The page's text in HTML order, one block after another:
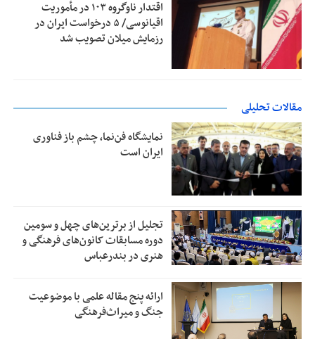
اقتدار ناوگروه ۱۰۳ در مأموریت‌
اقیانوسی/ ۵ درخواست ایران در
رزمایش میلان تصویب شد
مقالات تحلیلی
نمایشگاه فن‌نما، چشم باز فناوری
ایران است
تجلیل از بر‌ترین‌های چهل و سومین
دوره مسابقات کانون‌های فرهنگی و
هنری در بندرعباس
ارائه پنج مقاله علمی با موضوعیت
جنگ و میراث‌فرهنگی